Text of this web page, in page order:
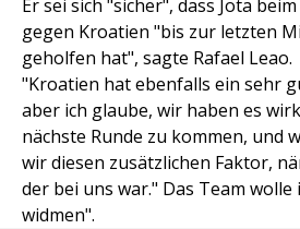
Er sei sich "sicher", dass Jota
gegen Kroatien "bis zur letzten
geholfen hat", sagte Rafael Leao.
"Kroatien hat ebenfalls ein sehr
aber ich glaube, wir haben es
nächste Runde zu kommen, und
wir diesen zusätzlichen Faktor,
der bei uns war." Das Team wolle
widmen".